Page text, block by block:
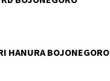
HANURA BOJONEGORO